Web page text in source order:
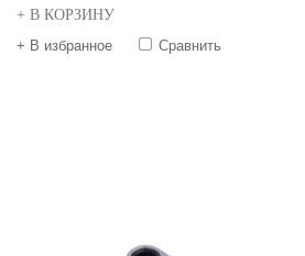
+ В КОРЗИНУ
+ В избранное
Сравнить